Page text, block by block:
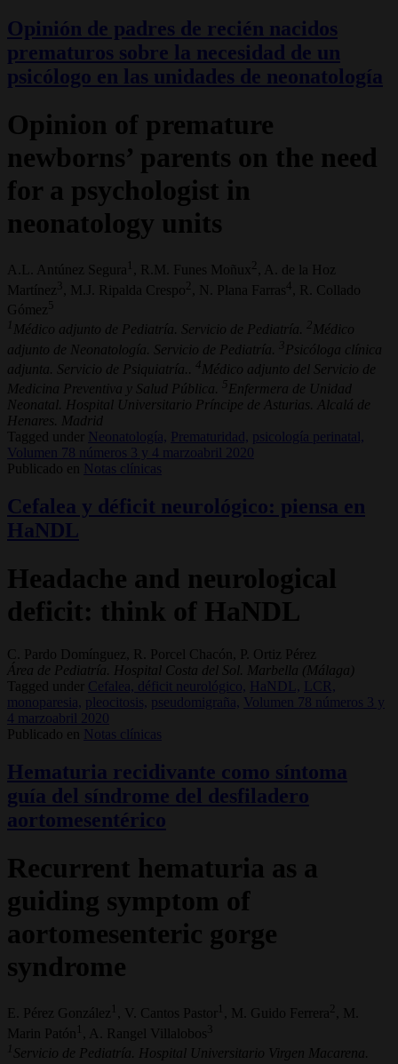
Opinión de padres de recién nacidos
prematuros sobre la necesidad de un
psicólogo en las unidades de neonatología
Opinion of premature
newborns’ parents on the need
for a psychologist in
neonatology units
A.L. Antúnez Segura 1 , R.M. Funes Moñux2 , A. de la Hoz
Martínez 3 , M.J. Ripalda Crespo , N. Plana Farras4
, R. Collado
Gómez5
1 Médico adjunto de Pediatría. Servicio de Pediatría. 2 Médico
adjunto de Neonatología. Servicio de Pediatría.
3 Psicóloga clínica
adjunta. Servicio de Psiquiatría..
4 Médico adjunto del Servicio de
Medicina Preventiva y Salud Pública. 5 Enfermera de Unidad
Neonatal. Hospital Universitario Príncipe de Asturias. Alcalá de
Henares. Madrid
Tagged under
Neonatología, Prematuridad, psicología perinatal,
Volumen 78 números 3 y 4 marzoabril 2020
Publicado en
Notas clínicas
Cefalea y déficit neurológico: piensa en
HaNDL
Headache and neurological
deficit: think of HaNDL
C. Pardo Domínguez, R. Porcel Chacón, P. Ortiz Pérez
Área de Pediatría. Hospital Costa del Sol. Marbella (Málaga)
Tagged under
Cefalea, déficit neurológico, HaNDL,
LCR,
monoparesia, pleocitosis, pseudomigraña,
Volumen 78 números 3 y
4 marzoabril 2020
Publicado en
Notas clínicas
Hematuria recidivante como síntoma
guía del síndrome del desfiladero
aortomesentérico
Recurrent hematuria as a
guiding symptom of
aortomesenteric gorge
syndrome
E. Pérez González 1 , V. Cantos Pastor 1 , M. Guido Ferrera
, M.
Marin Patón
1 , A. Rangel Villalobos 3
1 Servicio de Pediatría. Hospital Universitario Virgen Macarena.